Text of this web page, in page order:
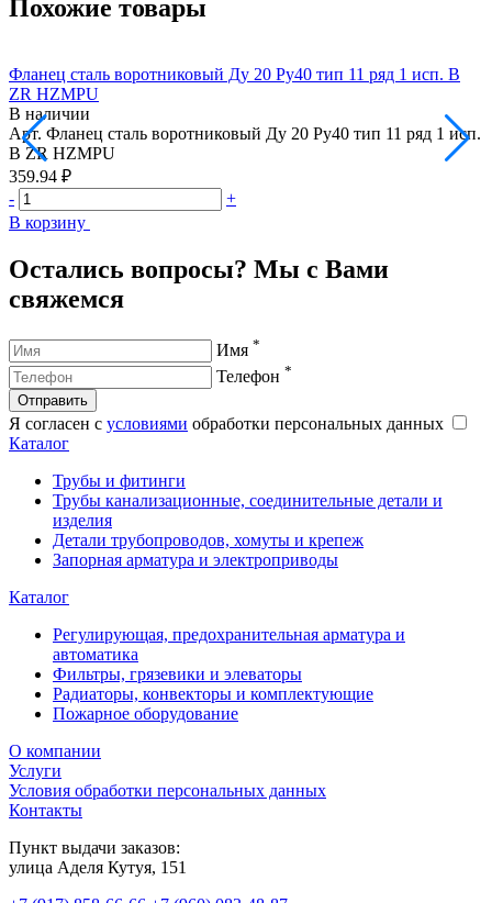
Похожие товары
Фланец сталь воротниковый Ду 20 Ру40 тип 11 ряд 1 исп. B
ZR HZMPU
В наличии
Арт. Фланец сталь воротниковый Ду 20 Ру40 тип 11 ряд 1 исп.
B ZR HZMPU
359.94 ₽
-
+
В корзину
Остались вопросы? Мы с Вами
свяжемся
Имя *
Телефон *
Отправить
Я согласен с условиями обработки персональных данных
Каталог
Трубы и фитинги
Трубы канализационные, соединительные детали и
изделия
Детали трубопроводов, хомуты и крепеж
Запорная арматура и электроприводы
Каталог
Регулирующая, предохранительная арматура и
автоматика
Фильтры, грязевики и элеваторы
Радиаторы, конвекторы и комплектующие
Пожарное оборудование
О компании
Услуги
Условия обработки персональных данных
Контакты
Пункт выдачи заказов:
​улица Аделя Кутуя, 151